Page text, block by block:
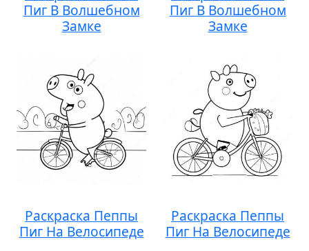
Пиг В Волшебном
Замке
Пиг В Волшебном
Замке
Раскраска Пеппы
Пиг На Велосипеде
Раскраска Пеппы
Пиг На Велосипеде